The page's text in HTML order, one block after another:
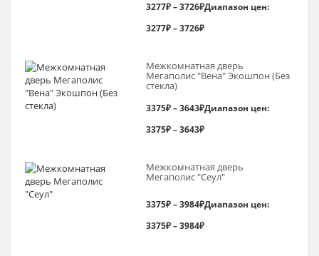
3277₽–3726₽Диапазон цен:
3277₽ – 3726₽
Межкомнатная дверь
Мегаполис "Вена" Экошпон (Без
стекла)
3375₽–3643₽Диапазон цен:
3375₽ – 3643₽
Межкомнатная дверь
Мегаполис "Сеул"
3375₽–3984₽Диапазон цен:
3375₽ – 3984₽